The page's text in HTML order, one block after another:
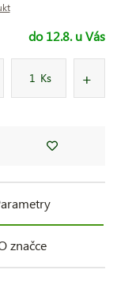
do 12.8. u Vás
Ks
značce